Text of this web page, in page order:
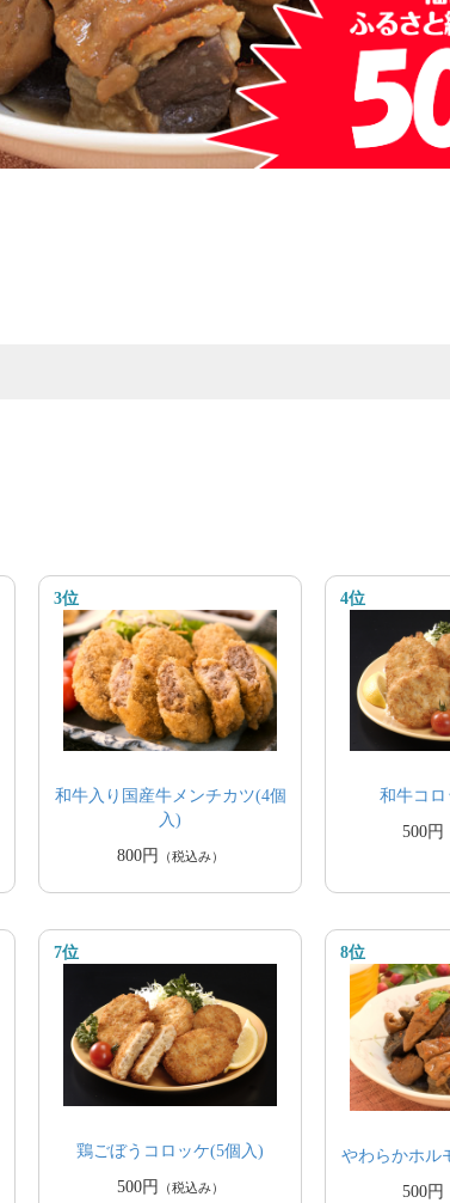
3位
和牛入り国産牛メンチカツ(4個
入)
800円
（税込み）
4位
和牛コロ
500円
7位
鶏ごぼうコロッケ(5個入)
500円
（税込み）
8位
やわらかホル
500円